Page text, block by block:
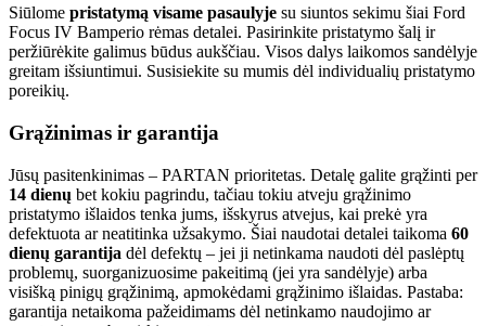
Siūlome pristatymą visame pasaulyje su siuntos sekimu šiai Ford
Focus IV Bamperio rėmas detalei. Pasirinkite pristatymo šalį ir
peržiūrėkite galimus būdus aukščiau. Visos dalys laikomos sandėlyje
greitam išsiuntimui. Susisiekite su mumis dėl individualių pristatymo
poreikių.
Grąžinimas ir garantija
Jūsų pasitenkinimas – PARTAN prioritetas. Detalę galite grąžinti per
14 dienų bet kokiu pagrindu, tačiau tokiu atveju grąžinimo
pristatymo išlaidos tenka jums, išskyrus atvejus, kai prekė yra
defektuota ar neatitinka užsakymo. Šiai naudotai detalei taikoma 60
dienų garantija dėl defektų – jei ji netinkama naudoti dėl paslėptų
problemų, suorganizuosime pakeitimą (jei yra sandėlyje) arba
visišką pinigų grąžinimą, apmokėdami grąžinimo išlaidas. Pastaba:
garantija netaikoma pažeidimams dėl netinkamo naudojimo ar